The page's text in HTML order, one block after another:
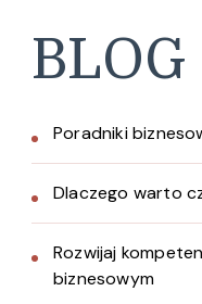
BLOG
Poradniki
Dlaczego warto
Rozwijaj
biznesowym